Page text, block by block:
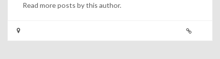
Read more posts by this author.